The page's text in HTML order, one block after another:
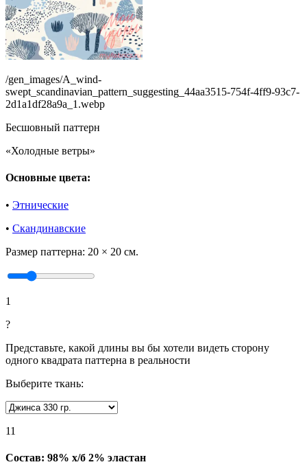
/gen_images/A_wind-
swept_scandinavian_pattern_suggesting_44aa3515-754f-4ff9-93c7-
2d1a1df28a9a_1.webp
Бесшовный паттерн
«Холодные ветры»
Основные цвета:
• Этнические
• Скандинавские
Размер паттерна: 20 × 20 см.
1
?
Представьте, какой длины вы бы хотели видеть сторону
одного квадрата паттерна в реальности
Выберите ткань:
11
Состав: 98% х/б 2% эластан